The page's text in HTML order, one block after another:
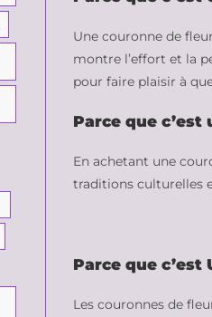
Une couronne de
montre l’effort et la
pour faire plaisir à
Parce que
En achetant une
traditions culturelles
Parce que c’est
Les couronnes de